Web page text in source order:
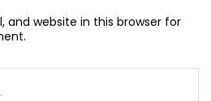
and website in this browser for